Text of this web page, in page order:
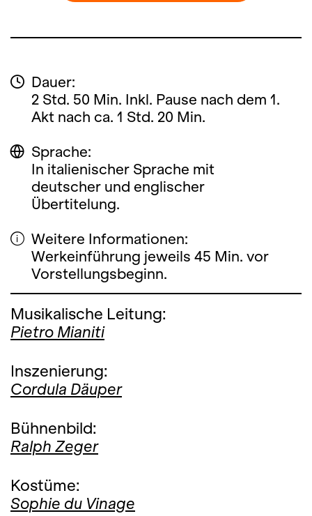
Dauer:
2 Std. 50 Min. Inkl. Pause nach dem 1.
Akt nach ca. 1 Std. 20 Min.
Sprache:
In italienischer Sprache mit
deutscher und englischer
Übertitelung.
Weitere Informationen:
Werkeinführung jeweils 45 Min. vor
Vorstellungsbeginn.
Musikalische Leitung:
Pietro Mianiti
Inszenierung:
Cordula Däuper
Bühnenbild:
Ralph Zeger
Kostüme:
Sophie du Vinage